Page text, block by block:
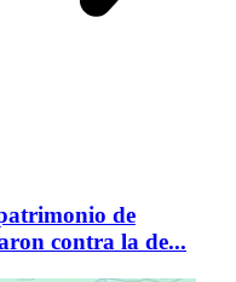
de
contra la de...